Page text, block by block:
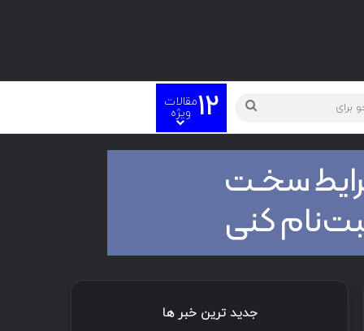
جستجو
برای
12مقالات
ویژه
جدید ترین خبر ها